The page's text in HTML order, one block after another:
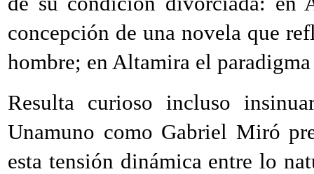
concepción de una novela que
hombre; en Altamira el
Resulta curioso incluso
Unamuno como Gabriel Miró
esta tensión dinámica entre lo